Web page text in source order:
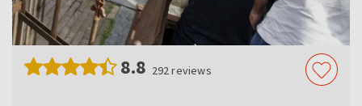
8.8 292reviews